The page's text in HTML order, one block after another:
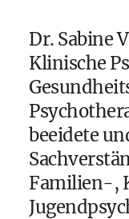
Dr. Sabine
Klinische
beeidete
Familien-,